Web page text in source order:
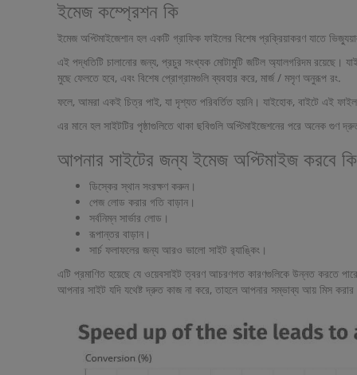
ইমেজ কম্প্রেশন কি
ইমেজ অপ্টিমাইজেশান হল একটি গ্রাফিক ফাইলের বিশেষ প্রক্রিয়াকরণ যাতে
এই পদ্ধতিটি চালানোর জন্য, প্রচুর সংখ্যক মোটামুটি জটিল অ্যালগরিদম রয়েছে।
মুছে ফেলতে হবে, এবং বিশেষ প্রোগ্রামগুলি ব্যবহার করে, মার্জ / মসৃণ অনুরূপ রং.
ফলে, আমরা একই চিত্র পাই, যা দৃশ্যত পরিবর্তিত হয়নি। যাইহোক, বাইটে এই
এর মানে হল সাইটটির পৃষ্ঠাগুলিতে থাকা ছবিগুলি অপ্টিমাইজেশনের পরে অনেক গুণ
আপনার সাইটের জন্য ইমেজ অপ্টিমাইজ করবে কি
ডিস্কের স্থান সংরক্ষণ করুন।
পেজ লোড করার গতি বাড়ান।
সর্বনিম্ন সার্ভার লোড।
রূপান্তর বাড়ান।
সার্চ ফলাফলের জন্য আরও ভালো সাইট র‌্যাঙ্কিং।
এটি প্রমাণিত হয়েছে যে ওয়েবসাইট ত্বরণ আচরণগত কারণগুলিকে উন্নত করতে পারে,
আপনার সাইট যদি যথেষ্ট দ্রুত কাজ না করে, তাহলে আপনার সম্ভাব্য আয় মিস